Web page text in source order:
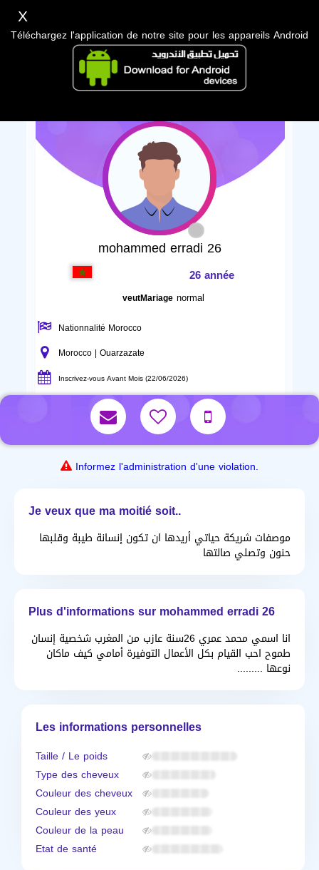
mohammed erradi 26
26 année
veutMariage normal
Nationnalité Morocco
Morocco | Ouarzazate
Inscrivez-vous Avant Mois (22/06/2026)
Informez l'administration d'une violation.
Je veux que ma moitié soit..
موصفات شريكة حياتي أريدها ان تكون إنسانة طيبة وقلبها
حنون وتصلي صالتها
Plus d'informations sur mohammed erradi 26
انا اسمي محمد عمري 26سنة عازب من المغرب شخصية إنسان
طموح احب القيام بكل الأعمال التوفيرة أمامي كيف ماكان
نوعها .........
Les informations personnelles
Taille / Le poids
Type des cheveux
Couleur des cheveux
Couleur des yeux
Couleur de la peau
Etat de santé
X
Téléchargez l'application de notre site pour les appareils Android